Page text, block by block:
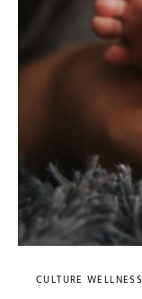
CULTURE WELLNESS